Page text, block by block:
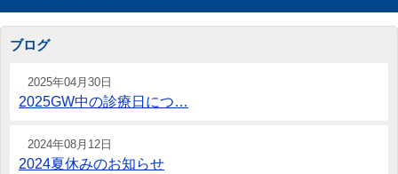
ブログ
2025年04月30日
2025GW中の診療日につ…
2024年08月12日
2024夏休みのお知らせ